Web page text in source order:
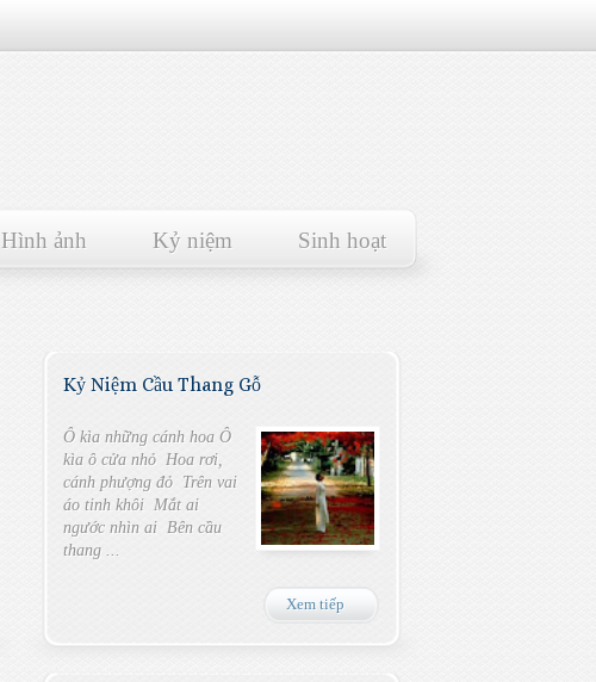
Hình ảnh Kỷ niệm Sinh hoạt
Kỷ Niệm Cầu Thang Gỗ
Ô kìa những cánh hoa Ô
kìa ô cửa nhỏ Hoa rơi,
cánh phượng đỏ Trên vai
áo tinh khôi Mắt ai
ngước nhìn ai Bên cầu
thang ...
Xem tiếp